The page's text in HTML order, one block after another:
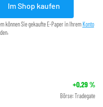
Im Shop kaufen
können Sie gekaufte E-Paper in Ihrem Konto
+0,29%
Börse: Tradegate